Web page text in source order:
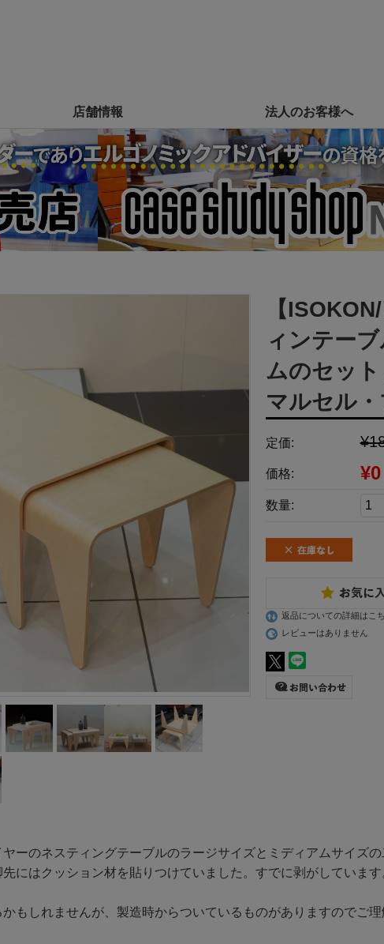
店舗情報 法人のお客様へ
【
ィンテー
ムのセッ
マルセル
定価:
価格: ¥0
数量:
返品についての詳細はこ
レビューはありません
ーのネスティングテーブルのラージサイズとミディアムサイズの
にはクッション材を貼りつけていました。すでに剥がしていま
もしれませんが、製造時からついているものがありますのでご理